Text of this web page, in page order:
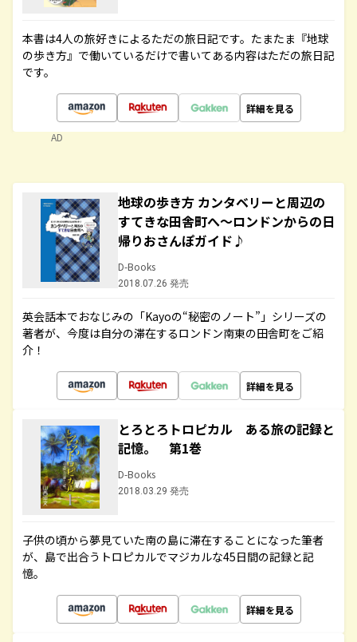
本書は4人の旅好きによるただの旅日記です。たまたま『地球
の歩き方』で働いているだけで書いてある内容はただの旅日記
です。
詳細を見る
AD
地球の歩き方 カンタベリーと周辺の
すてきな田舎町へ～ロンドンからの日
帰りおさんぽガイド♪
D-Books
2018.07.26 発売
英会話本でおなじみの「Kayoの“秘密のノート”」シリーズの
著者が、今度は自分の滞在するロンドン南東の田舎町をご紹
介！
詳細を見る
とろとろトロピカル ある旅の記録と
記憶。 第1巻
D-Books
2018.03.29 発売
子供の頃から夢見ていた南の島に滞在することになった筆者
が、島で出合うトロピカルでマジカルな45日間の記録と記
憶。
詳細を見る